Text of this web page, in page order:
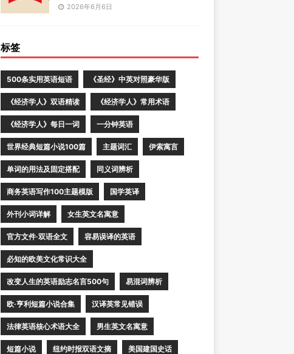
2026年6月6日
标签
500条实用英语短语 《圣经》中英对照豪华版
《经济学人》双语精读 《经济学人》常用术语
《经济学人》每日一词 一分钟英语
世界经典短篇小说100篇 主题词汇 伊索寓言
单词的用法及固定搭配 同义词辨析
商务英语写作100主题模版 国学英译
外刊小词详解 女生英文名寓意
官方文件·双语全文 容易误译的英语
必知的欧美文化常识大全
改变人生的英语励志名言500句 易混词辨析
欧·亨利短篇小说合集 汉译英常见错误
法律英语核心术语大全 男生英文名寓意
短篇小说 纽约时报双语文摘 美国建国史话